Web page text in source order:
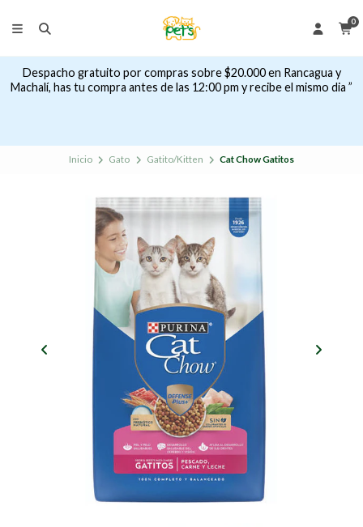
0
Despacho gratuito por compras sobre $20.000 en Rancagua y
Machalí, has tu compra antes de las 12:00 pm y recibe el mismo dia ”
Inicio Gato Gatito/Kitten Cat Chow Gatitos